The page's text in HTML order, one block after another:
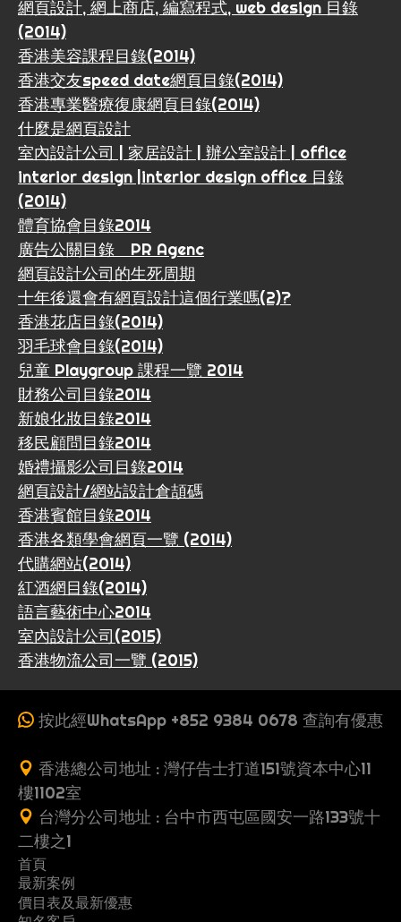
網頁設計, 網上商店, 編寫程式, web design 目錄
(2014)
香港美容課程目錄(2014)
香港交友speed date網頁目錄(2014)
香港專業醫療復康網頁目錄(2014)
什麼是網頁設計
室內設計公司 | 家居設計 | 辦公室設計 | office
interior design |interior design office 目錄
(2014)
體育協會目錄2014
廣告公關目錄 PR Agenc
網頁設計公司的生死周期
十年後還會有網頁設計這個行業嗎(2)?
香港花店目錄(2014)
羽毛球會目錄(2014)
兒童 Playgroup 課程一覽 2014
財務公司目錄2014
新娘化妝目錄2014
移民顧問目錄2014
婚禮攝影公司目錄2014
網頁設計/網站設計倉頡碼
香港賓館目錄2014
香港各類學會網頁一覽 (2014)
代購網站(2014)
紅酒網目錄(2014)
語言藝術中心2014
室內設計公司(2015)
香港物流公司一覽 (2015)
按此經WhatsApp +852 9384 0678 查詢有優惠
香港總公司地址 : 灣仔告士打道151號資本中心11
樓1102室
台灣分公司地址 : 台中市西屯區國安一路133號十
二樓之1
首頁
收
費
案
最新案例
一
價目表及最新優惠